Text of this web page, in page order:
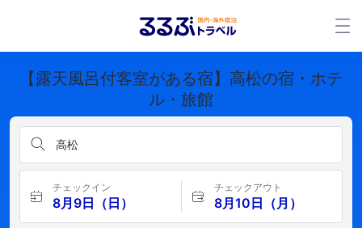
【露天風呂付客室がある宿】高松の宿・ホテ
ル・旅館
高松
チェックイン
8月9日（日）
チェックアウト
8月10日（月）